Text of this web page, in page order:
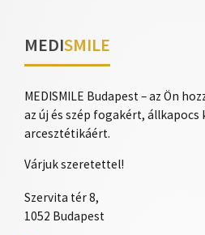
MEDISMILE
MEDISMILE Budapest – az Ön
az új és szép fogakért,
arcesztétikáért.
Várjuk szeretettel!
Szervita tér 8,
1052 Budapest